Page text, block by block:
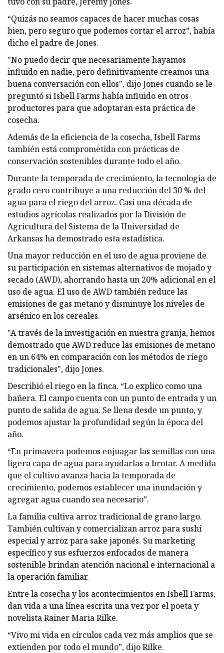
“Quizás no seamos capaces de hacer muchas cosas
bien, pero seguro que podemos cortar el arroz”, había
dicho el padre de Jones.
"No puedo decir que necesariamente hayamos
influido en nadie, pero definitivamente creamos una
buena conversación con ellos", dijo Jones cuando se le
preguntó si Isbell Farms había influido en otros
productores para que adoptaran esta práctica de
cosecha.
Además de la eficiencia de la cosecha, Isbell Farms
también está comprometida con prácticas de
conservación sostenibles durante todo el año.
Durante la temporada de crecimiento, la tecnología de
grado cero contribuye a una reducción del 30 % del
agua para el riego del arroz. Casi una década de
estudios agrícolas realizados por la División de
Agricultura del Sistema de la Universidad de
Arkansas ha demostrado esta estadística.
Una mayor reducción en el uso de agua proviene de
su participación en sistemas alternativos de mojado y
secado (AWD), ahorrando hasta un 20% adicional en el
uso de agua. El uso de AWD también reduce las
emisiones de gas metano y disminuye los niveles de
arsénico en los cereales.
"A través de la investigación en nuestra granja, hemos
demostrado que AWD reduce las emisiones de metano
en un 64% en comparación con los métodos de riego
tradicionales", dijo Jones.
Describió el riego en la finca. “Lo explico como una
bañera. El campo cuenta con un punto de entrada y un
punto de salida de agua. Se llena desde un punto, y
podemos ajustar la profundidad según la época del
año.
“En primavera podemos enjuagar las semillas con una
ligera capa de agua para ayudarlas a brotar. A medida
que el cultivo avanza hacia la temporada de
crecimiento, podemos establecer una inundación y
agregar agua cuando sea necesario”.
La familia cultiva arroz tradicional de grano largo.
También cultivan y comercializan arroz para sushi
especial y arroz para sake japonés. Su marketing
específico y sus esfuerzos enfocados de manera
sostenible brindan atención nacional e internacional a
la operación familiar.
Entre la cosecha y los acontecimientos en Isbell Farms,
dan vida a una línea escrita una vez por el poeta y
novelista Rainer Maria Rilke.
“Vivo mi vida en círculos cada vez más amplios que se
extienden por todo el mundo”, dijo Rilke.